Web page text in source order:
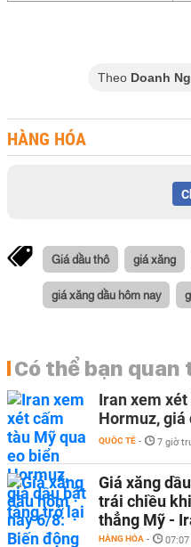
Theo Doanh
HÀNG HÓA
Giá dầu thô giá xăng
giá xăng dầu hôm nay
Có thể bạn quan
Iran xem
Hormuz, giá
QUỐC TẾ - 7 giờ
Giá xăng
trái chiều
thẳng Mỹ -
HÀNG HÓA -